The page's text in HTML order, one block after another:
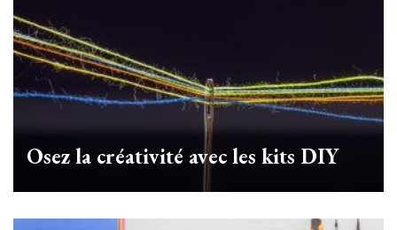
Osez la créativité avec les kits DIY